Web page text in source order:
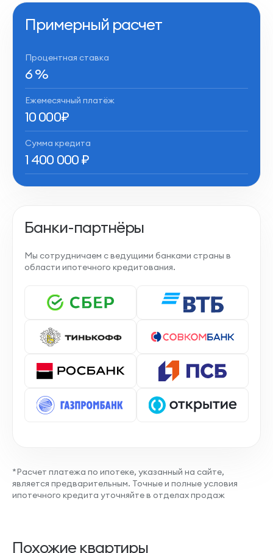
Примерный расчет
Процентная ставка
6%
Ежемесячный платёж
10 000₽
Сумма кредита
1 400 000₽
Банки-партнёры
Мы сотрудничаем с ведущими банками страны в
области ипотечного кредитования.
*Расчет платежа по ипотеке, указанный на сайте,
является предварительным. Точные и полные условия
ипотечного кредита уточняйте в отделах продаж
Похожие квартиры